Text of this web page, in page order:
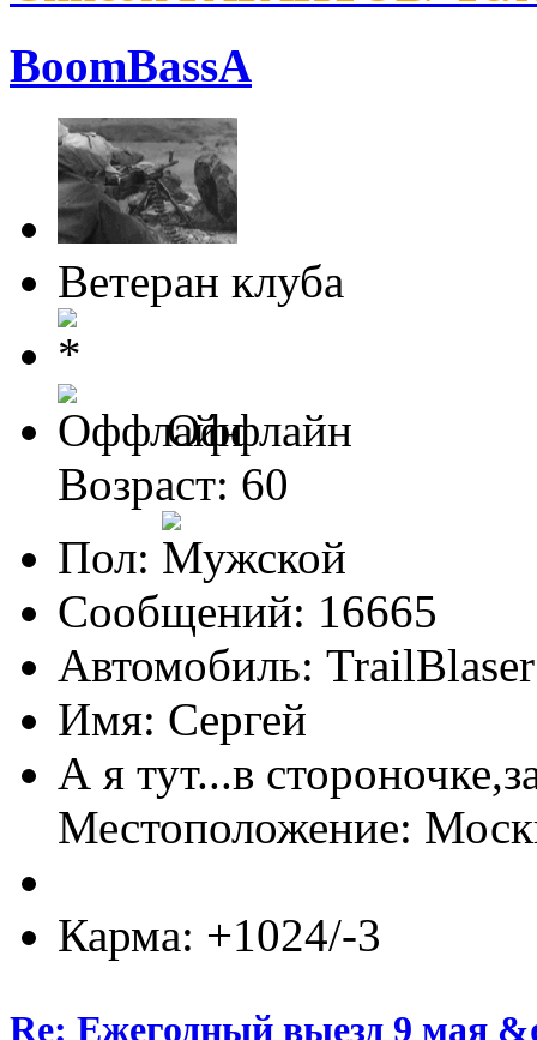
BoomBassA
Ветеран клуба
Оффлайн
Возраст: 60
Пол:
Сообщений: 16665
Автомобиль:
Имя: Сергей
А я тут...в
Местоположение:
Карма: +1024/-3
Re: Ежегодный выезд 9 мая